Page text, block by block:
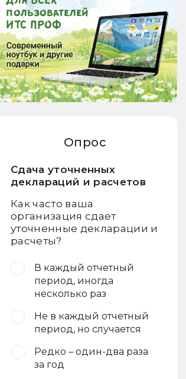
Опрос
Сдача уточненных
деклараций и расчетов
Как часто ваша
организация сдает
уточненные декларации и
расчеты?
В каждый отчетный
период, иногда
несколько раз
Не в каждый отчетный
период, но случается
Редко – один-два раза
за год